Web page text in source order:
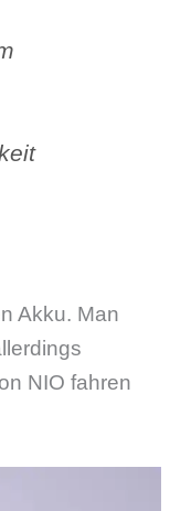
Akku. Man
NIO fahren